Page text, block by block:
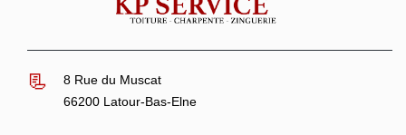
8 Rue du Muscat
66200 Latour-Bas-Elne